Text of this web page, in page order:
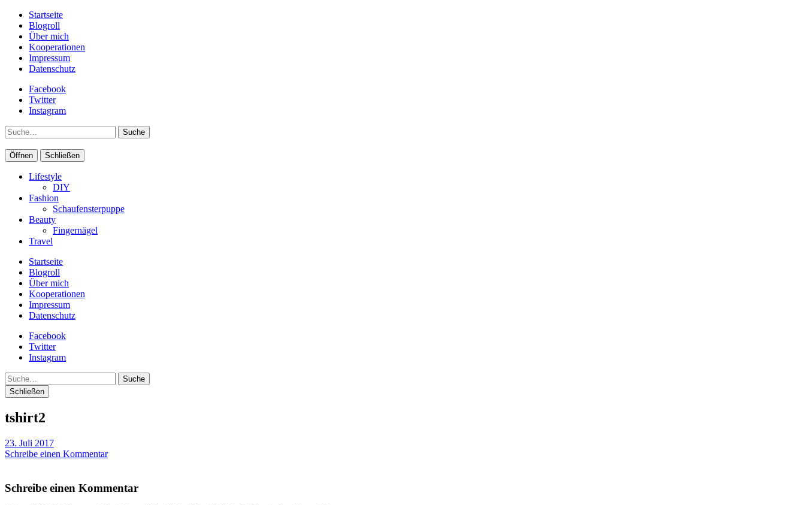
Startseite
Blogroll
Über mich
Kooperationen
Impressum
Datenschutz
Facebook
Twitter
Instagram
Suche
Öffnen Schließen
Lifestyle
DIY
Fashion
Schaufensterpuppe
Beauty
Fingernägel
Travel
Startseite
Blogroll
Über mich
Kooperationen
Impressum
Datenschutz
Facebook
Twitter
Instagram
Suche
Schließen
tshirt2
23. Juli 2017
Schreibe einen Kommentar
Schreibe einen Kommentar